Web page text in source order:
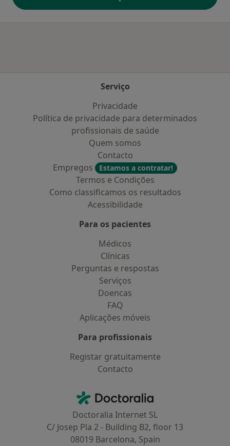
Serviço
Privacidade
Política de privacidade para determinados
profissionais de saúde
Quem somos
Contacto
Empregos
Estamos a contratar!
Termos e Condições
Como classificamos os resultados
Acessibilidade
Para os pacientes
Médicos
Clínicas
Perguntas e respostas
Serviços
Doencas
FAQ
Aplicações móveis
Para profissionais
Registar gratuitamente
Contacto
Doctoralia - Homepage
Doctoralia Internet SL
C/ Josep Pla 2 - Building B2, floor 13
08019 Barcelona, Spain